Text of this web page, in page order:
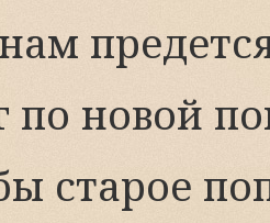
по новой
старое